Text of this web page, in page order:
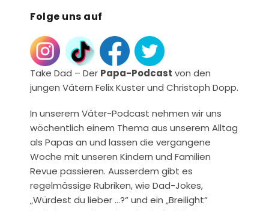
Folge uns auf
Take Dad – Der Papa-Podcast von den
jungen Vätern Felix Kuster und Christoph Dopp.
In unserem Väter-Podcast nehmen wir uns
wöchentlich einem Thema aus unserem Alltag
als Papas an und lassen die vergangene
Woche mit unseren Kindern und Familien
Revue passieren. Ausserdem gibt es
regelmässige Rubriken, wie Dad-Jokes,
„Würdest du lieber …?“ und ein „Breilight“